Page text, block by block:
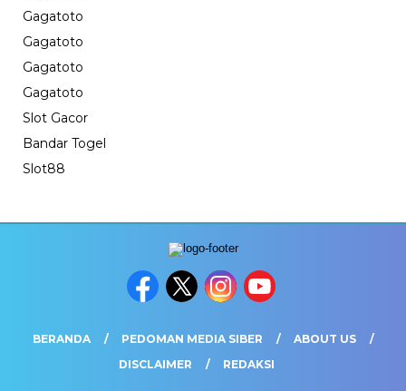
Gagatoto
Gagatoto
Gagatoto
Gagatoto
Slot Gacor
Bandar Togel
Slot88
BERANDA PEDOMAN MEDIA SIBER
ABOUT US
DISCLAIMER
REDAKSI